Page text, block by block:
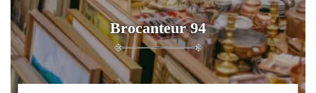
Brocanteur 94